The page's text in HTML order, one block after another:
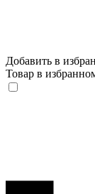
Добавить в
Товар в